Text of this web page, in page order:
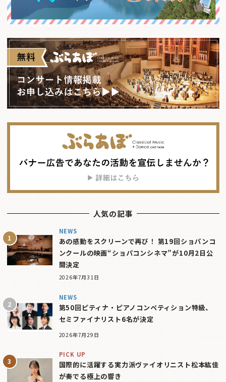
人気の記事
NEWS
あの感動をスクリーンで再び！ 第19回ショパンコ
ンクールの映画“ショパコンシネマ”が10月2日公
開決定
2026年7月31日
NEWS
第50回ピティナ・ピアノコンペティション特級、
セミファイナリスト6名が決定
2026年7月29日
PICK UP
国際的に活躍する実力派ヴァイオリニスト松本紘佳
が奏でる極上の響き